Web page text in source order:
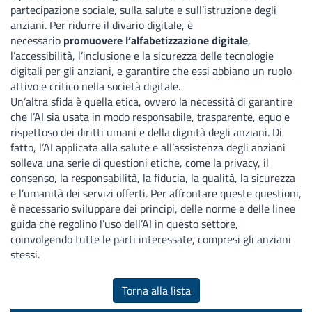
partecipazione sociale, sulla salute e sull’istruzione degli
anziani. Per ridurre il divario digitale, è
necessario promuovere l’alfabetizzazione digitale,
l’accessibilità, l’inclusione e la sicurezza delle tecnologie
digitali per gli anziani, e garantire che essi abbiano un ruolo
attivo e critico nella società digitale.
Un’altra sfida è quella etica, ovvero la necessità di garantire
che l’AI sia usata in modo responsabile, trasparente, equo e
rispettoso dei diritti umani e della dignità degli anziani. Di
fatto, l’AI applicata alla salute e all’assistenza degli anziani
solleva una serie di questioni etiche, come la privacy, il
consenso, la responsabilità, la fiducia, la qualità, la sicurezza
e l’umanità dei servizi offerti. Per affrontare queste questioni,
è necessario sviluppare dei principi, delle norme e delle linee
guida che regolino l’uso dell’AI in questo settore,
coinvolgendo tutte le parti interessate, compresi gli anziani
stessi.
Torna alla lista